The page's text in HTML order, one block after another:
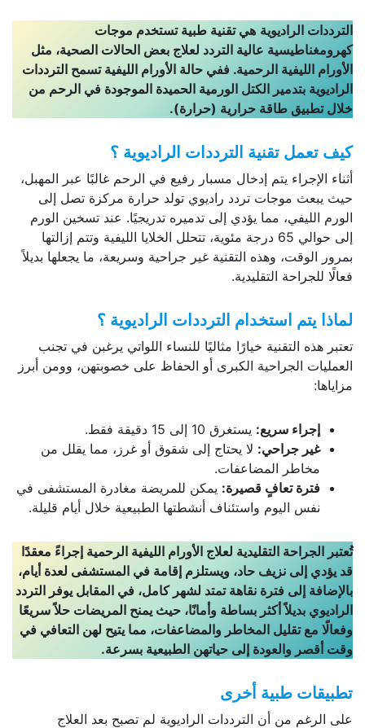
الترددات الراديوية هي تقنية طبية تستخدم موجات
كهرومغناطيسية عالية التردد لعلاج بعض الحالات الصحية، مثل
الأورام الليفية الرحمية. ففي حالة الأورام الليفية تسمح الترددات
الراديوية بتدمير الكتل الورمية الحميدة الموجودة في الرحم من
خلال تطبيق طاقة حرارية (حرارة).
كيف تعمل تقنية الترددات الراديوية ؟
أثناء الإجراء يتم إدخال مسبار رفيع في الرحم غالبًا عبر المهبل،
حيث يبعث موجات تردد راديوي تولد حرارة مركزة تصل إلى
الورم الليفي، مما يؤدي إلى تدميره تدريجيًا. عند تسخين الورم
إلى حوالي 65 درجة مئوية، تتحلل الخلايا الليفية وتتم إزالتها
بمرور الوقت، وهذه التقنية غير جراحية وسريعة، ما يجعلها بديلاً
فعالًا للجراحة التقليدية.
لماذا يتم استخدام الترددات الراديوية ؟
تعتبر هذه التقنية خيارًا مثاليًا للنساء اللواتي يرغبن في تجنب
العمليات الجراحية الكبرى أو الحفاظ على خصوبتهن، وومن أبرز
مزاياها:
إجراء سريع: يستغرق 10 إلى 15 دقيقة فقط.
غير جراحي: لا يحتاج إلى شقوق أو غرز، مما يقلل من
مخاطر المضاعفات.
فترة تعافٍ قصيرة: يمكن للمريضة مغادرة المستشفى في
نفس اليوم واستئناف أنشطتها الطبيعية خلال أيام قليلة.
تُعتبر الجراحة التقليدية لعلاج الأورام الليفية الرحمية إجراءً معقدًا
قد يؤدي إلى نزيف حاد، ويستلزم إقامة في المستشفى لعدة أيام،
بالإضافة إلى فترة نقاهة تمتد لشهر كامل، في المقابل يوفر التردد
الراديوي بديلاً أكثر بساطة وأمانًا، حيث يمنح المريضات حلاً سريعًا
وفعالًا مع تقليل المخاطر والمضاعفات، مما يتيح لهن التعافي في
وقت أقصر والعودة إلى حياتهن الطبيعية بسرعة.
تطبيقات طبية أخرى
على الرغم من أن الترددات الراديوية لم تصبح بعد العلاج